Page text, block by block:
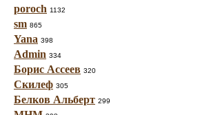
poroch 1132
sm 865
Yana 398
Admin 334
Борис Ассеев 320
Скилеф 305
Белков Альберт 299